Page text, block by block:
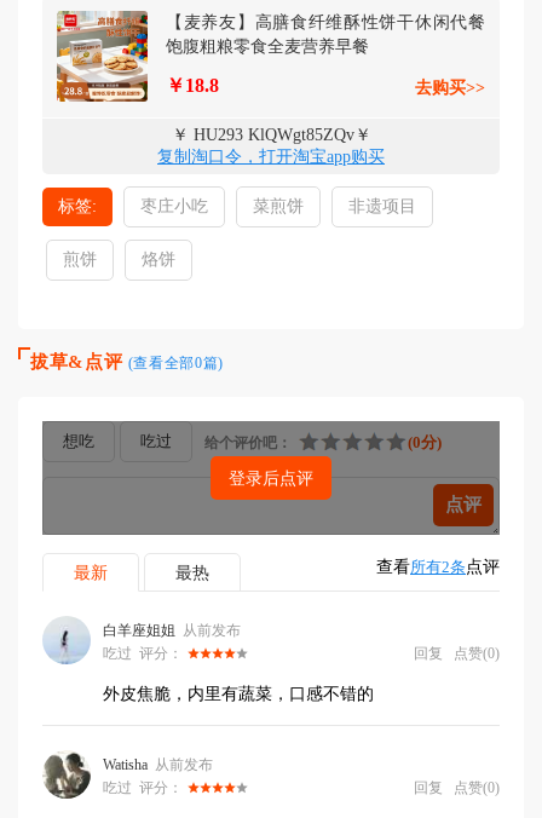
【麦养友】高膳食纤维酥性饼干休闲代餐
饱腹粗粮零食全麦营养早餐
￥18.8 去购买>>
￥ HU293 KlQWgt85ZQv￥
复制淘口令，打开淘宝app购买
标签: 枣庄小吃 菜煎饼 非遗项目
煎饼 烙饼
拔草&点评 (查看全部0篇)